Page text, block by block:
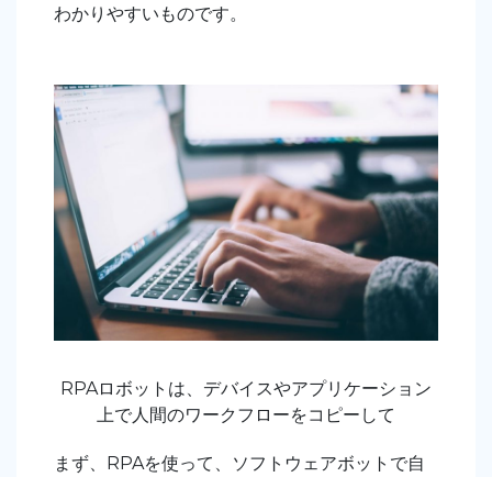
わかりやすいものです。
RPAロボットは、デバイスやアプリケーション
上で人間のワークフローをコピーして
まず、RPAを使って、ソフトウェアボットで自